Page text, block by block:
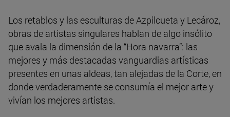
Los retablos y las esculturas de Azpilcueta y Lecároz,
obras de artistas singulares hablan de algo insólito
que avala la dimensión de la “Hora navarra”: las
mejores y más destacadas vanguardias artísticas
presentes en unas aldeas, tan alejadas de la Corte, en
donde verdaderamente se consumía el mejor arte y
vivían los mejores artistas.